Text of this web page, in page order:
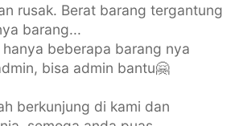
rusak. Berat barang tergantung
barang...
beberapa barang nya
bisa admin bantu🤗
berkunjung di kami dan